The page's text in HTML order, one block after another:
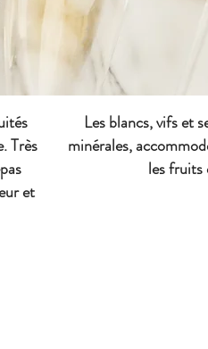
Très
et
Les blancs, vifs et
minérales,
les fruits